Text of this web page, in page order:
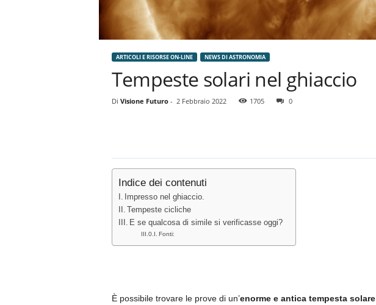
ARTICOLI E RISORSE ON-LINE NEWS DI ASTRONOMIA
Tempeste solari nel ghiaccio
Di Visione Futuro- 2 Febbraio 2022 1705 0
Indice dei contenuti
Impresso nel ghiaccio.
Tempeste cicliche
E se qualcosa di simile si verificasse oggi?
Fonti:
È possibile trovare le prove di un’enorme e antica tempesta solare